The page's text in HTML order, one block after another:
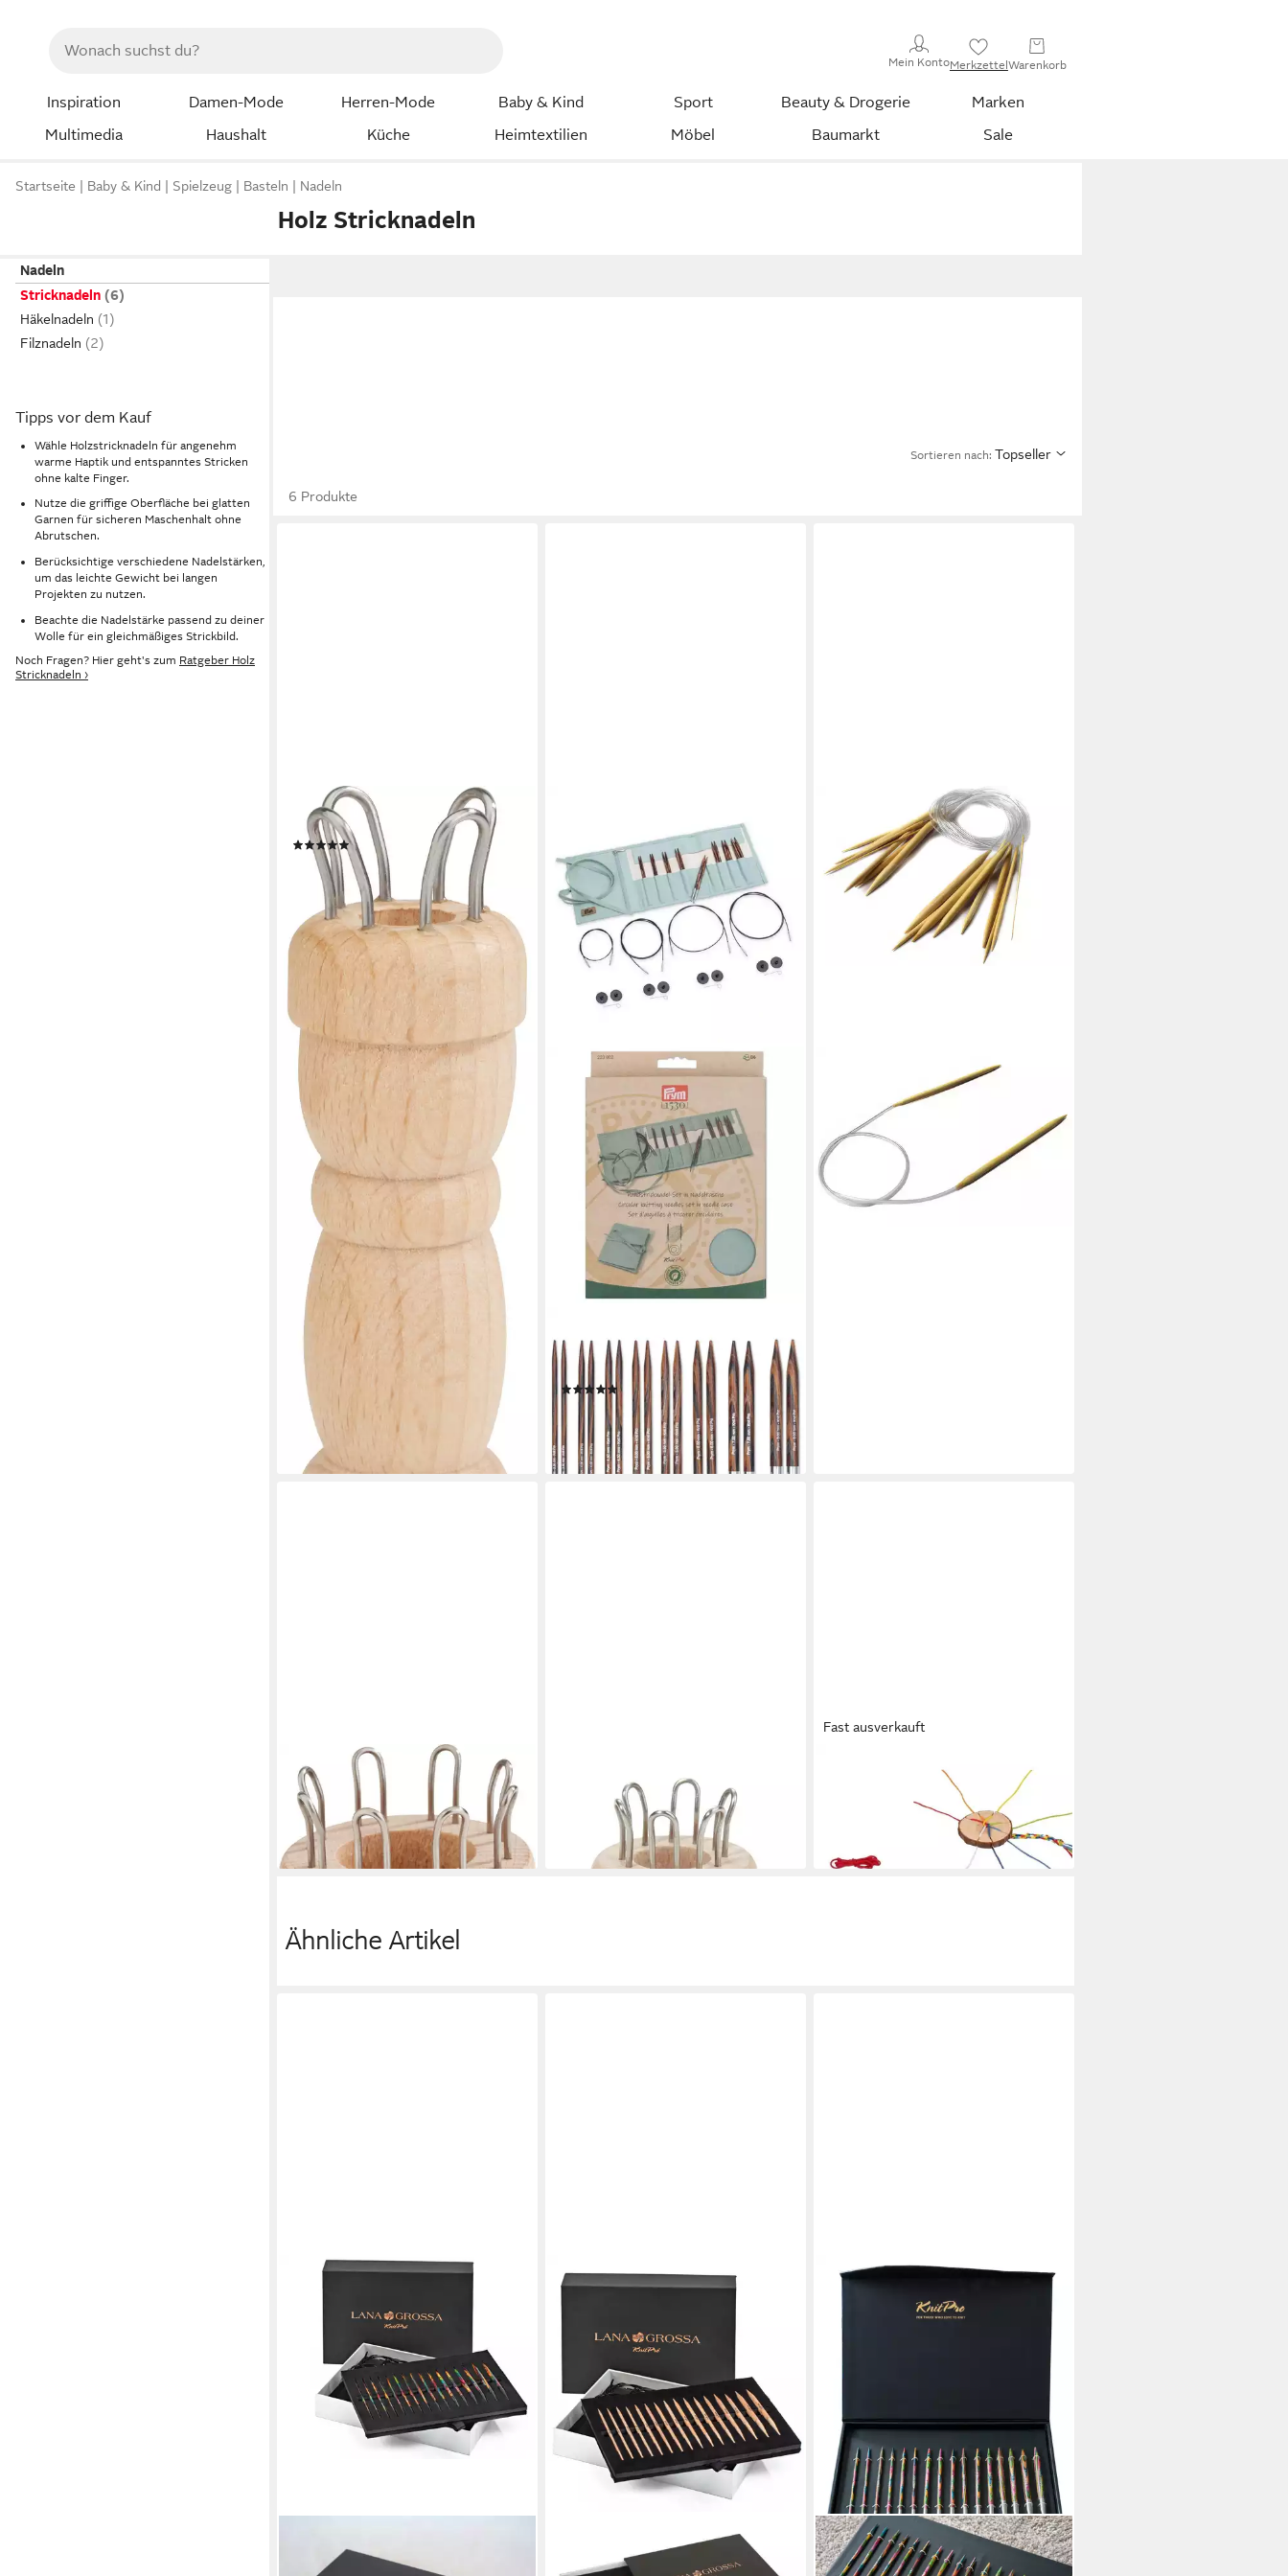
Mein KontoMerkzettelWarenkorb
Inspiration Damen-Mode Herren-Mode Baby & Kind Sport Beauty & Drogerie
Marken
Multimedia
Haushalt Küche Heimtextilien Möbel Baumarkt Sale
Startseite Baby & Kind Spielzeug Basteln Nadeln
Holz Stricknadeln
Nadeln
Stricknadeln
Häkelnadeln
Filznadeln
Tipps vor dem Kauf
Wähle Holzstricknadeln für angenehm
warme Haptik und entspanntes Stricken
ohne kalte Finger.
Nutze die griffige Oberfläche bei glatten
Garnen für sicheren Maschenhalt ohne
Abrutschen.
Berücksichtige verschiedene Nadelstärken,
um das leichte Gewicht bei langen
Projekten zu nutzen.
Beachte die Nadelstärke passend zu deiner
Wolle für ein gleichmäßiges Strickbild.
Noch Fragen? Hier geht's zum Ratgeber Holz
Stricknadeln ›
Sortieren nach: Topseller
6 Produkte
VBS
Strickliesel Strickliesel, natur
(1)
12,04 €
lieferbar - in 3-4 Werktagen bei dir
Stricknadeln - Rundstricknadel-Set
inkl. Aufbewahrungstasche
(1)
69,95 € UVP 85,00 €
-18%
lieferbar - in 2-3 Werktagen bei dir
Rundstricknadeln 9 Stück
Rundstricknadel Nadelspiel Stärke 2-
10mm Holz
15,00 €
UVP25,00 €
(1,67 €/ 1 Stk)
-40%
VBS
Strickliesel Strickliesel, natur
9,46 €
lieferbar - in 3-4 Werktagen bei dir
Strickliesel Strickliesel, natur
lieferbar - in 3-4 Werktagen bei dir
Fast ausverkauft
Strickliesel Strickscheibe mit
Wollfaden Set 4J+
lieferbar - in 2-3 Werktagen bei dir
Ähnliche Artikel